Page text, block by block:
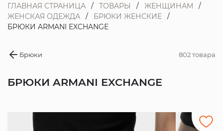
ГЛАВНАЯ СТРАНИЦА ТОВАРЫ
ЖЕНЩИНАМ
ЖЕНСКАЯ ОДЕЖДА
БРЮКИ ЖЕНСКИЕ
БРЮКИ ARMANI EXCHANGE
Брюки 802 товара
БРЮКИ ARMANI EXCHANGE